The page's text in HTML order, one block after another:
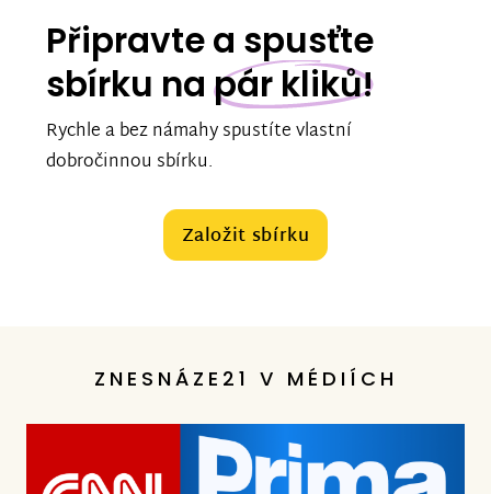
Připravte a spusťte
sbírku na pár kliků!
Rychle a bez námahy spustíte vlastní
dobročinnou sbírku.
Založit sbírku
ZNESNÁZE21 V MÉDIÍCH